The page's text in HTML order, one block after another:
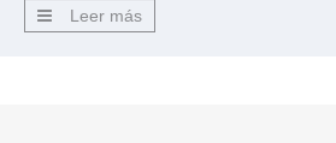
ristreles de madera de pino en el […]
Leer más